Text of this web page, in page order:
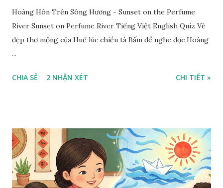
Hoàng Hôn Trên Sông Hương - Sunset on the Perfume
River Sunset on Perfume River Tiếng Việt English Quiz Vẻ
đẹp thơ mộng của Huế lúc chiều tà Bấm để nghe đọc Hoàng
...
CHIA SẺ 2 NHẬN XÉT CHI TIẾT »